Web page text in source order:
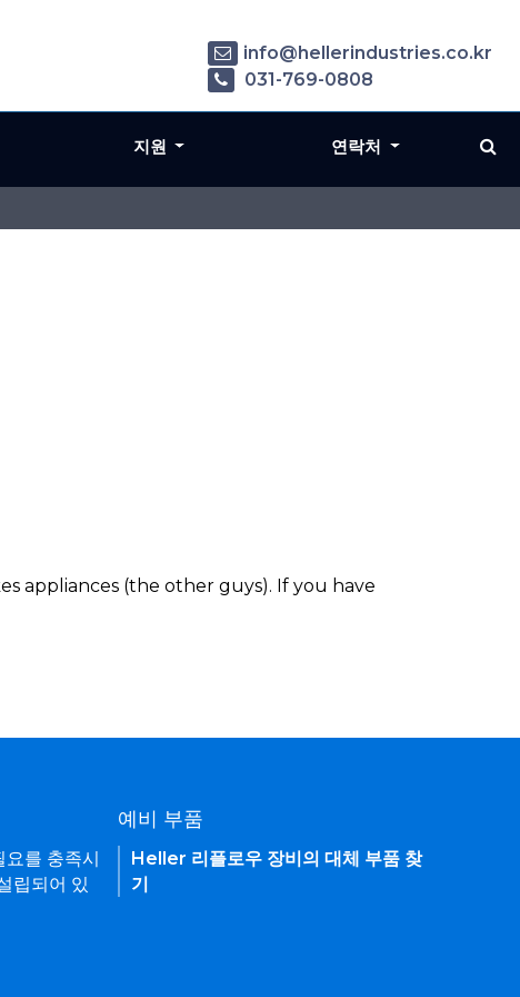
appliances (the other guys). If you have
info@hellerindustries.co.kr
031-769-0808
지원 연락처
를 충족시
립되어 있
예비 부품
Heller 리플로우 장비의 대체 부품 찾
기